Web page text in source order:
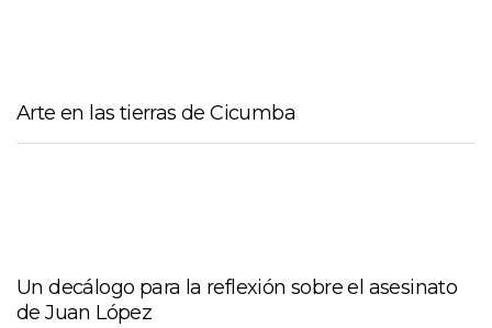
Arte en las tierras de Cicumba
Un decálogo para la reflexión sobre el asesinato
de Juan López